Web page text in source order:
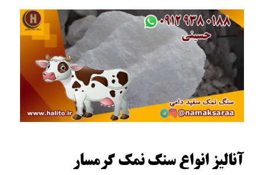
آنالیز انواع سنگ نمک گرمسار